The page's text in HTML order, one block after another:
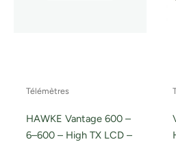
Télémètres
HAWKE Vantage 600 –
6–600 – High TX LCD –